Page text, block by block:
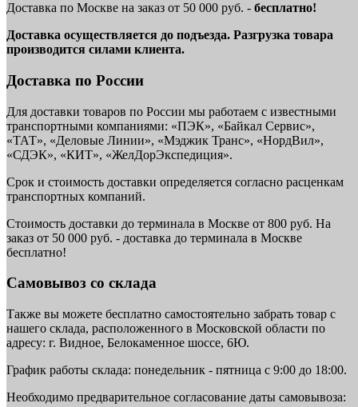
Доставка по Москве на заказ от 50 000 руб. - бесплатно!
Доставка осуществляется до подъезда. Разгрузка товара
производится силами клиента.
Доставка по России
Для доставки товаров по России мы работаем с известными
транспортными компаниями: «ПЭК», «Байкал Сервис»,
«ТАТ», «Деловые Линии», «Мэджик Транс», «НордВил»,
«СДЭК», «КИТ», «ЖелДорЭкспедиция».
Срок и стоимость доставки определяется согласно расценкам
транспортных компаний.
Стоимость доставки до терминала в Москве от 800 руб. На
заказ от 50 000 руб. - доставка до терминала в Москве
бесплатно!
Самовывоз со склада
Также вы можете бесплатно самостоятельно забрать товар с
нашего склада, расположенного в Московской области по
адресу: г. Видное, Белокаменное шоссе, 6Ю.
График работы склада: понедельник - пятница с 9:00 до 18:00.
Необходимо предварительное согласование даты самовывоза: